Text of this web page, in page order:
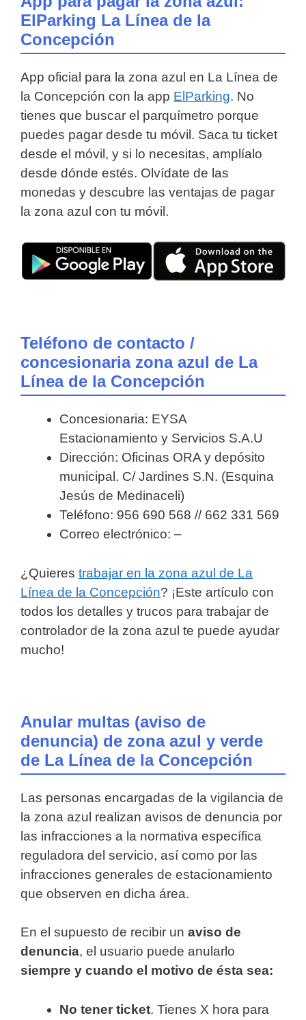
ElParking La Línea de la
Concepción
App oficial para la zona azul en La Línea de
la Concepción con la app ElParking. No
tienes que buscar el parquímetro porque
puedes pagar desde tu móvil. Saca tu ticket
desde el móvil, y si lo necesitas, amplíalo
desde dónde estés. Olvídate de las
monedas y descubre las ventajas de pagar
la zona azul con tu móvil.
Teléfono de contacto /
concesionaria zona azul de La
Línea de la Concepción
Concesionaria: EYSA
Estacionamiento y Servicios S.A.U
Dirección: Oficinas ORA y depósito
municipal. C/ Jardines S.N. (Esquina
Jesús de Medinaceli)
Teléfono: 956 690 568 // 662 331 569
Correo electrónico: –
¿Quieres trabajar en la zona azul de La
Línea de la Concepción? ¡Este artículo con
todos los detalles y trucos para trabajar de
controlador de la zona azul te puede ayudar
mucho!
Anular multas (aviso de
denuncia) de zona azul y verde
de La Línea de la Concepción
Las personas encargadas de la vigilancia de
la zona azul realizan avisos de denuncia por
las infracciones a la normativa específica
reguladora del servicio, así como por las
infracciones generales de estacionamiento
que observen en dicha área.
En el supuesto de recibir un aviso de
denuncia, el usuario puede anularlo
siempre y cuando el motivo de ésta sea:
No tener ticket. Tienes X hora para